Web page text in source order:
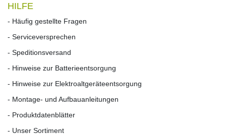
HILFE
- Häufig gestellte Fragen
- Serviceversprechen
- Speditionsversand
- Hinweise zur Batterieentsorgung
- Hinweise zur Elektroaltgeräteentsorgung
- Montage- und Aufbauanleitungen
- Produktdatenblätter
- Unser Sortiment